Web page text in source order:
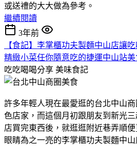
或送禮的大大做為參考。
繼續閱讀
3年前
【食記】李掌櫃功夫製麵中山店讓
精緻小菜任你隨意吃的捷運中山站美
吃吃喝喝分享 美味食記
許多年輕人現在最愛逛的台北中山
色店家，而這個月初跟朋友到新光
店買完東西後，就逛逛附近巷弄順
眼睛為之一亮的李掌櫃功夫製麵中